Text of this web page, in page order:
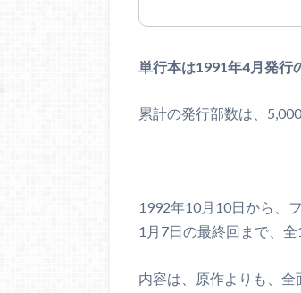
単行本は1991年4月発行
累計の発行部数は、
1992年10月10日から、
1月7日の最終回まで、
内容は、原作よりも、